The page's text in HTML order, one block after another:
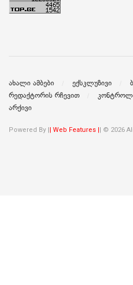
ახალი ამბები ექსკლუზივი
რედაქტორის რჩევით
არქივი
Powered By | | Web Features | | © 2026